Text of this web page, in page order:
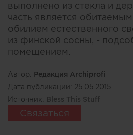
выполнено из стекла и
часть является
обилием естественного
из финской сосны, -
помещением.
Автор: Редакция Archiprofi
Дата публикации: 25.05.2015
Источник: Bless This Stuff
Связаться